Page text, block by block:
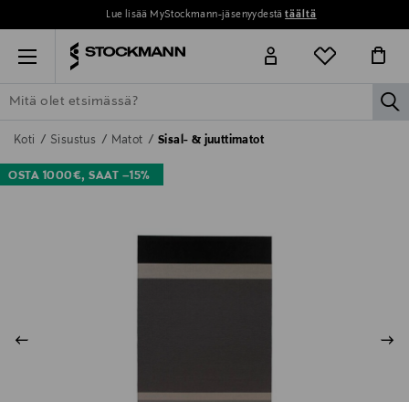
Lue lisää MyStockmann-jäsenyydestätäältä
Menu
ETSI KAIKKI NAISET MIEHET LAPSET
Koti Sisustus Matot Sisal- & juuttimatot
OSTA 1000€, SAAT –15%